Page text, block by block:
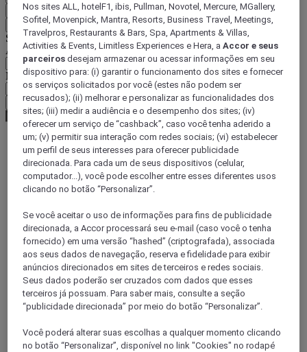
EUR (€)
Voltar
Selecione sua moeda abaixo
Área geográfica
Moeda
Confirmar minha moeda
World
Middle East
United Arab Emirates
Ajman
Nos sites ALL, hotelF1, ibis, Pullman, Novotel, Mercure, MGallery,
Sofitel, Movenpick, Mantra, Resorts, Business Travel, Meetings,
Travelpros, Restaurants & Bars, Spa, Apartments & Villas,
Activities & Events, Limitless Experiences e Hera, aAccor e seus
parceiros desejam armazenar ou acessar informações em seu
dispositivo para: (i) garantir o funcionamento dos sites e fornecer
os serviços solicitados por você (estes não podem ser
recusados); (ii) melhorar e personalizar as funcionalidades dos
sites; (iii) medir a audiência e o desempenho dos sites; (iv)
oferecer um serviço de “cashback”, caso você tenha aderido a
um; (v) permitir sua interação com redes sociais; (vi) estabelecer
um perfil de seus interesses para oferecer publicidade
direcionada. Para cada um de seus dispositivos (celular,
computador...), você pode escolher entre esses diferentes usos
clicando no botão “Personalizar”.
Se você aceitar o uso de informações para fins de publicidade
direcionada, a Accor processará seu e-mail (caso você o tenha
fornecido) em uma versão “hashed” (criptografada), associada
aos seus dados de navegação, reserva e fidelidade para exibir
anúncios direcionados em sites de terceiros e redes sociais.
Seus dados poderão ser cruzados com dados que esses
terceiros já possuam. Para saber mais, consulte a seção
“publicidade direcionada” por meio do botão “Personalizar”.
Você poderá alterar suas escolhas a qualquer momento clicando
no botão “Personalizar”, disponível no link "Cookies" no rodapé